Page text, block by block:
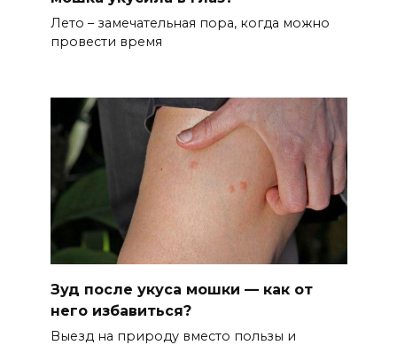
Лето – замечательная пора, когда можно
провести время
Зуд после укуса мошки — как от
него избавиться?
Выезд на природу вместо пользы и